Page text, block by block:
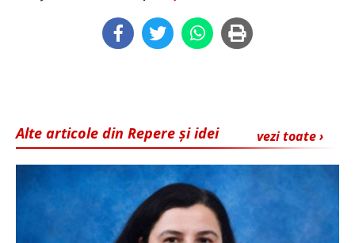
vezi toate ›
Alte articole din Repere și idei